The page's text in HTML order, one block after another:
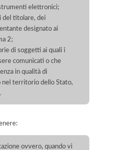
elettronici;
del titolare, dei
designato ai
2;
di soggetti ai quali i
comunicati o che
in qualità di
nel territorio dello Stato,
ovvero, quando vi